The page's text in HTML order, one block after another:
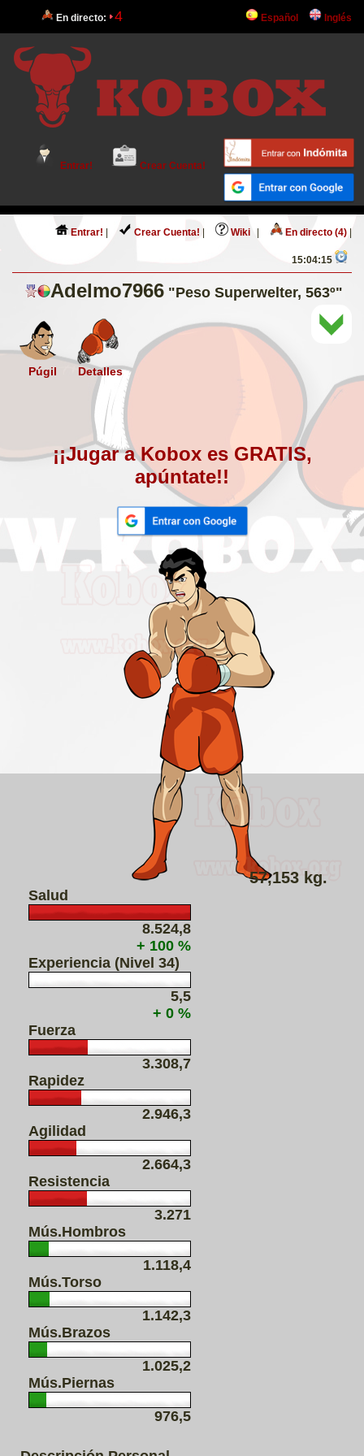
En directo: 4 Español Inglés
Entrar! Crear Cuenta!
Entrar! Crear Cuenta! Wiki En directo (4)
15:04:15
Adelmo7966 "Peso Superwelter, 563º"
Púgil Detalles
¡¡Jugar a Kobox es GRATIS,
apúntate!!
57,153 kg.
Salud
8.524,8
+ 100 %
Experiencia (Nivel 34)
5,5
+ 0 %
Fuerza
3.308,7
Rapidez
2.946,3
Agilidad
2.664,3
Resistencia
3.271
Mús.Hombros
1.118,4
Mús.Torso
1.142,3
Mús.Brazos
1.025,2
Mús.Piernas
976,5